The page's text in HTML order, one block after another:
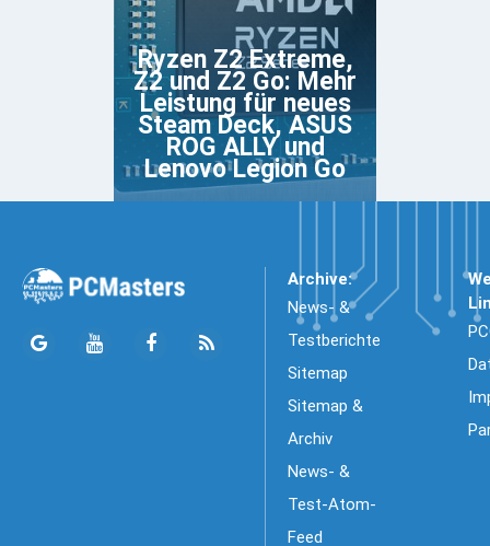
Ryzen Z2 Extreme,
Z2 und Z2 Go: Mehr
Leistung für neues
Steam Deck, ASUS
ROG ALLY und
Lenovo Legion Go
Archive:
News- &
Testberichte
Sitemap
Sitemap &
Archiv
News- &
Test-Atom-
Feed